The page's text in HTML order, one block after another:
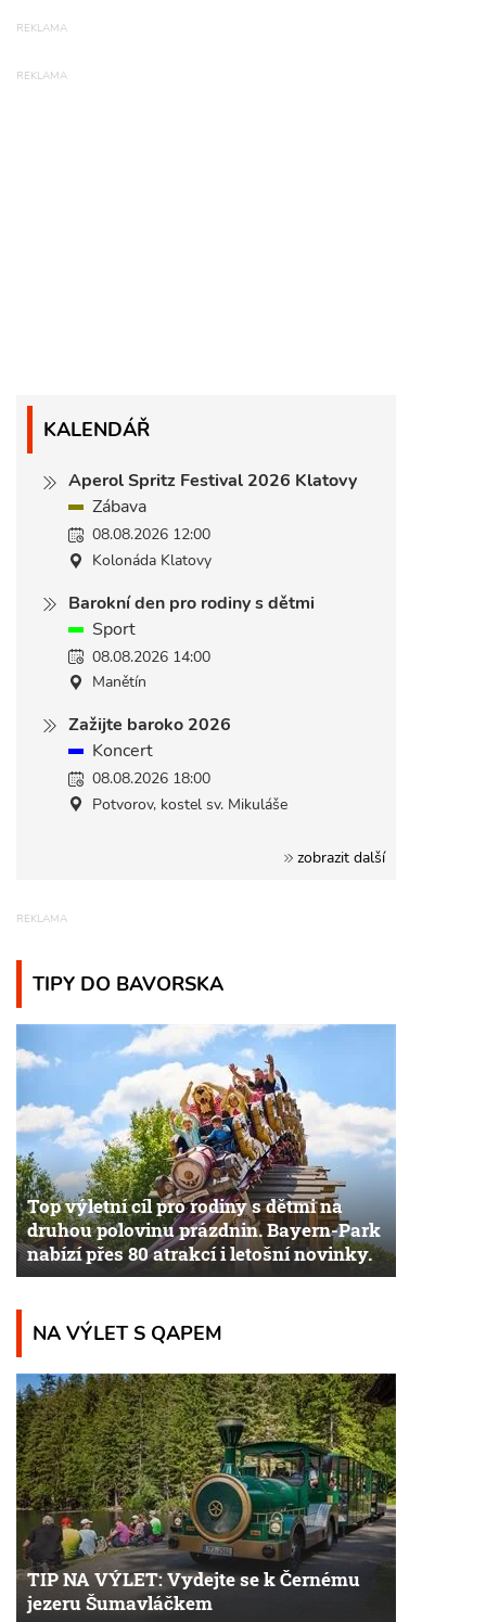
KALENDÁŘ
Aperol Spritz Festival 2026 Klatovy
Zábava
08.08.2026 12:00
Kolonáda Klatovy
Barokní den pro rodiny s dětmi
Sport
08.08.2026 14:00
Manětín
Zažijte baroko 2026
Koncert
08.08.2026 18:00
Potvorov, kostel sv. Mikuláše
zobrazit další
TIPY DO BAVORSKA
Top výletní cíl pro rodiny s dětmi na
druhou polovinu prázdnin. Bayern-Park
nabízí přes 80 atrakcí i letošní novinky.
NA VÝLET S QAPEM
TIP NA VÝLET: Vydejte se k Černému
jezeru Šumavláčkem